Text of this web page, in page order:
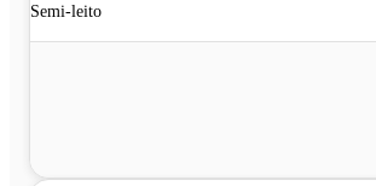
Semi-leito